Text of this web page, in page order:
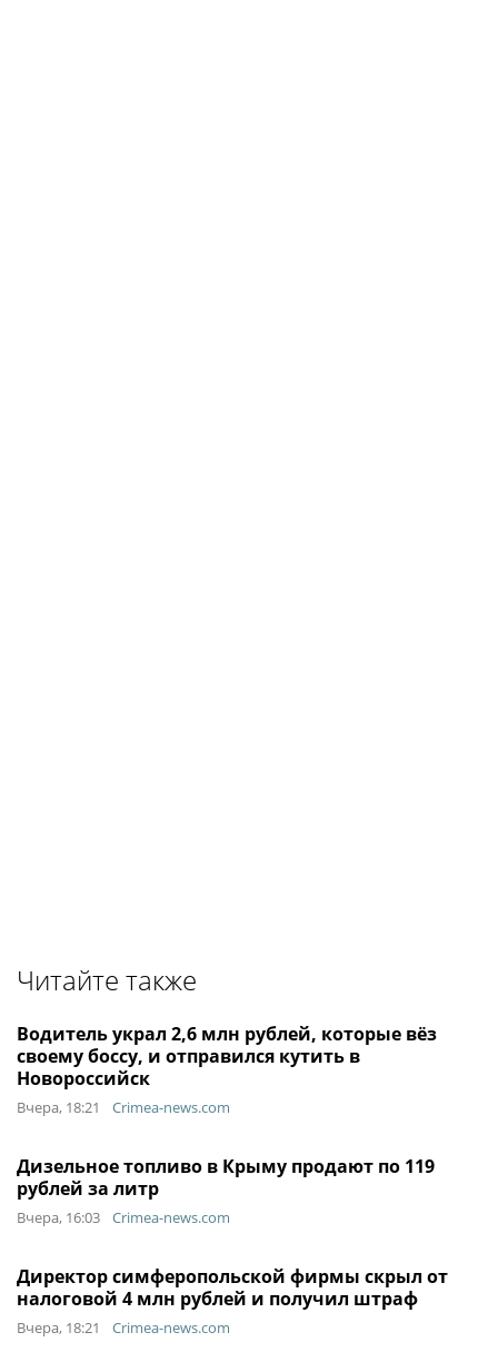
Читайте также
Водитель украл 2,6 млн рублей, которые вёз
своему боссу, и отправился кутить в
Новороссийск
Вчера, 18:21 Crimea-news.com
Дизельное топливо в Крыму продают по 119
рублей за литр
Вчера, 16:03 Crimea-news.com
Директор симферопольской фирмы скрыл от
налоговой 4 млн рублей и получил штраф
Вчера, 18:21 Crimea-news.com